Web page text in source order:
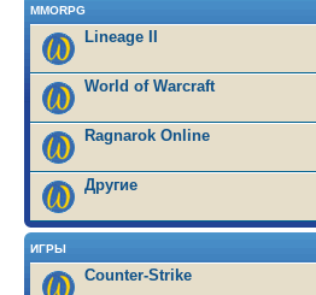
MMORPG
Lineage II
World of Warcraft
Ragnarok Online
Другие
ИГРЫ
Counter-Strike